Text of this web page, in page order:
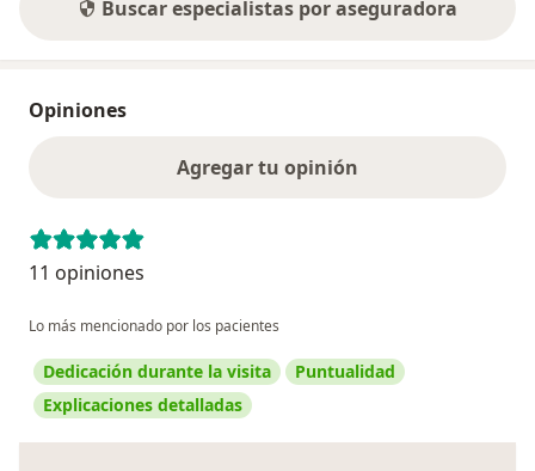
Buscar especialistas por aseguradora
Opiniones
Agregar tu opinión
11 opiniones
Lo más mencionado por los pacientes
Dedicación durante la visita
Puntualidad
Explicaciones detalladas